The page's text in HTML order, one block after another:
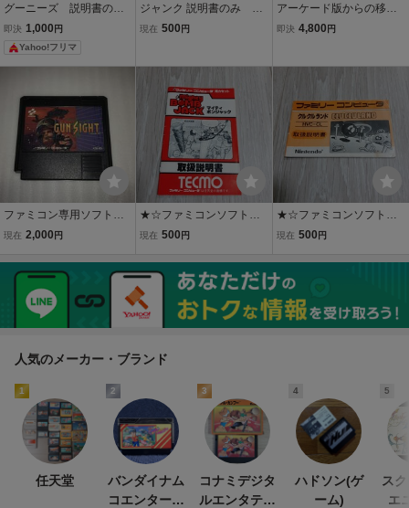
グーニーズ 説明書の
み ファミコン
即決 1,000 円
Yahoo!フリマ
ジャンク 説明書のみ チ
ャレンジャー
現在 500 円
アーケード版からの移植
硬派アクション! 美品 激レ
即決 4,800 円
ファミコン専用ソフト
「GUN SIGHT ガン サイ
認・長期保存品
現在 2,000 円
★☆ファミコンソフト
マイティボンジャック
現在 500 円
★☆ファミコンソフト
クルクルランド 説明書
現在 500 円
人気のメーカー・ブランド
1
任天堂
2
バンダイナム
コエンターテ
3
コナミデジタ
ルエンタテイ
4
ハドソン(ゲ
ーム)
5
ス
エ